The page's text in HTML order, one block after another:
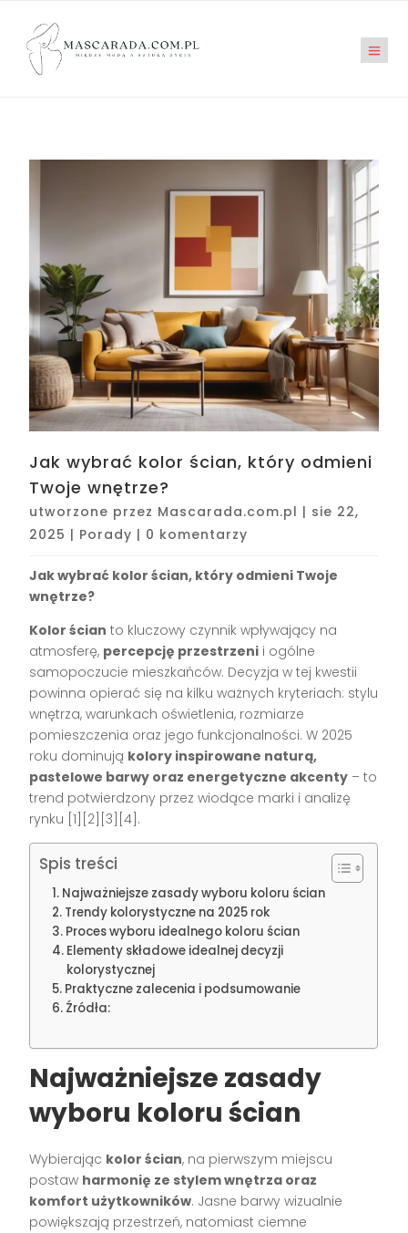
Jak wybrać kolor ścian, który odmieni
Twoje wnętrze?
utworzone przez Mascarada.com.pl | sie 22,
2025 | Porady | 0 komentarzy
Jak wybrać kolor ścian, który odmieni Twoje
wnętrze?
Kolor ścian to kluczowy czynnik wpływający na
atmosferę, percepcję przestrzeni i ogólne
samopoczucie mieszkańców. Decyzja w tej kwestii
powinna opierać się na kilku ważnych kryteriach: stylu
wnętrza, warunkach oświetlenia, rozmiarze
pomieszczenia oraz jego funkcjonalności. W 2025
roku dominują kolory inspirowane naturą,
pastelowe barwy oraz energetyczne akcenty – to
trend potwierdzony przez wiodące marki i analizę
rynku [1][2][3][4].
Spis treści
Najważniejsze zasady wyboru koloru ścian
Trendy kolorystyczne na 2025 rok
Proces wyboru idealnego koloru ścian
Elementy składowe idealnej decyzji
kolorystycznej
Praktyczne zalecenia i podsumowanie
Źródła:
Najważniejsze zasady
wyboru koloru ścian
Wybierając kolor ścian, na pierwszym miejscu
postaw harmonię ze stylem wnętrza oraz
komfort użytkowników. Jasne barwy wizualnie
powiększają przestrzeń, natomiast ciemne